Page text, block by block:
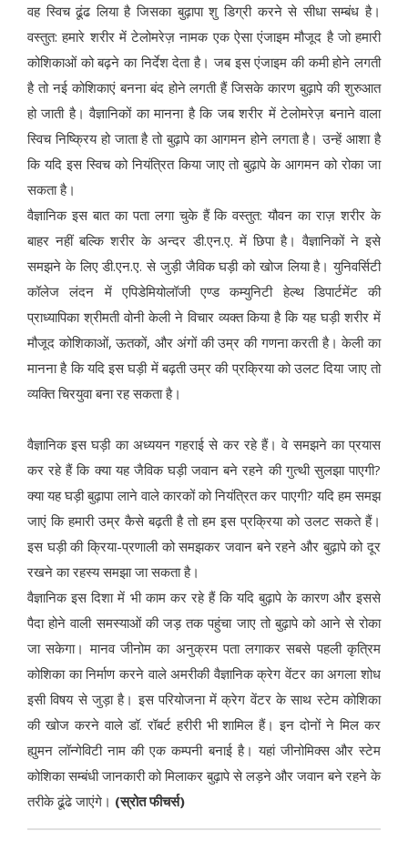
वह स्विच ढूंढ लिया है जिसका बुढ़ापा शु डिग्री करने से सीधा सम्बंध है।
वस्तुत: हमारे शरीर में टेलोमरेज़ नामक एक ऐसा एंजाइम मौजूद है जो हमारी
कोशिकाओं को बढ़ने का निर्देश देता है। जब इस एंजाइम की कमी होने लगती
है तो नई कोशिकाएं बनना बंद होने लगती हैं जिसके कारण बुढ़ापे की शुरुआत
हो जाती है। वैज्ञानिकों का मानना है कि जब शरीर में टेलोमरेज़ बनाने वाला
स्विच निष्क्रिय हो जाता है तो बुढ़ापे का आगमन होने लगता है। उन्हें आशा है
कि यदि इस स्विच को नियंत्रित किया जाए तो बुढ़ापे के आगमन को रोका जा
सकता है।
वैज्ञानिक इस बात का पता लगा चुके हैं कि वस्तुत: यौवन का राज़ शरीर के
बाहर नहीं बल्कि शरीर के अन्दर डी.एन.ए. में छिपा है। वैज्ञानिकों ने इसे
समझने के लिए डी.एन.ए. से जुड़ी जैविक घड़ी को खोज लिया है। युनिवर्सिटी
कॉलेज लंदन में एपिडेमियोलॉजी एण्ड कम्युनिटी हेल्थ डिपार्टमेंट की
प्राध्यापिका श्रीमती वोनी केली ने विचार व्यक्त किया है कि यह घड़ी शरीर में
मौजूद कोशिकाओं, ऊतकों, और अंगों की उम्र की गणना करती है। केली का
मानना है कि यदि इस घड़ी में बढ़ती उम्र की प्रक्रिया को उलट दिया जाए तो
व्यक्ति चिरयुवा बना रह सकता है।
वैज्ञानिक इस घड़ी का अध्ययन गहराई से कर रहे हैं। वे समझने का प्रयास
कर रहे हैं कि क्या यह जैविक घड़ी जवान बने रहने की गुत्थी सुलझा पाएगी?
क्या यह घड़ी बुढ़ापा लाने वाले कारकों को नियंत्रित कर पाएगी? यदि हम समझ
जाएं कि हमारी उम्र कैसे बढ़ती है तो हम इस प्रक्रिया को उलट सकते हैं।
इस घड़ी की क्रिया-प्रणाली को समझकर जवान बने रहने और बुढ़ापे को दूर
रखने का रहस्य समझा जा सकता है।
वैज्ञानिक इस दिशा में भी काम कर रहे हैं कि यदि बुढ़ापे के कारण और इससे
पैदा होने वाली समस्याओं की जड़ तक पहुंचा जाए तो बुढ़ापे को आने से रोका
जा सकेगा। मानव जीनोम का अनुक्रम पता लगाकर सबसे पहली कृत्रिम
कोशिका का निर्माण करने वाले अमरीकी वैज्ञानिक क्रेग वेंटर का अगला शोध
इसी विषय से जुड़ा है। इस परियोजना में क्रेग वेंटर के साथ स्टेम कोशिका
की खोज करने वाले डॉ. रॉबर्ट हरीरी भी शामिल हैं। इन दोनों ने मिल कर
ह्युमन लॉन्गेविटी नाम की एक कम्पनी बनाई है। यहां जीनोमिक्स और स्टेम
कोशिका सम्बंधी जानकारी को मिलाकर बुढ़ापे से लड़ने और जवान बने रहने के
तरीके ढूंढे जाएंगे। (स्रोत फीचर्स)